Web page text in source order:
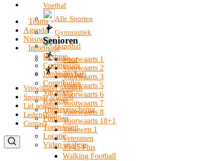
Voetbal
Alle Sporten
Gymnastiek
Handbal
Voetbal
Volleybal
Teams
Senioren
Voorwaarts 1
Voorwaarts 2
Voorwaarts 3
Voorwaarts 5
Voorwaarts 6
Voorwaarts 7
Voorwaarts 8
Voorwaarts 18+1
Vrouwen 1
Veteranen
35/45 Plus
Walking Football
Agenda
Nieuws
Informatie
Bestuur
Commissies
Lidmaatschap
Contributies
Vacatures
Kleding
Trainingsschema
Pupillen
Toernooien
Locatie
Video analyse
Vrijwilliger worden
Sponsor worden
Lid worden
Ledenshop
Contact